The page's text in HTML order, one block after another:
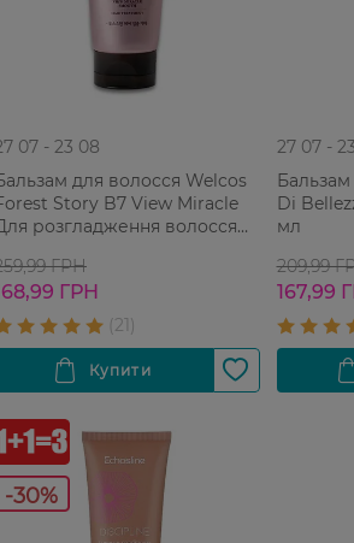
07 - 23 08
для волосся Welcos
Story B7 View Miracle
розгладження волосся
ГРН
ГРН
27 07 -
Di
мл
209,99
167,99
-30%